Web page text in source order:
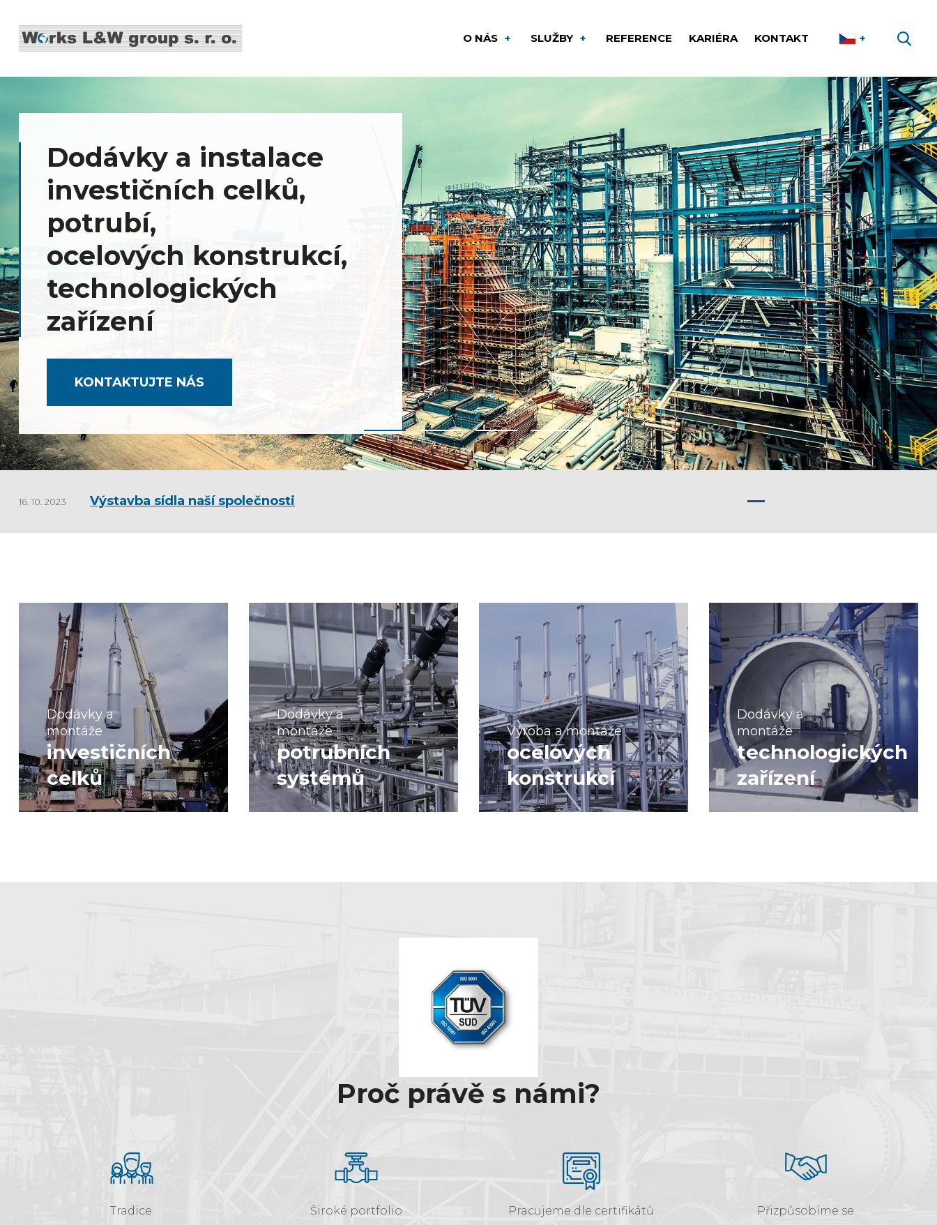
O NÁS SLUŽBY REFERENCE KARIÉRA KONTAKT
Revitalizace areálu
společnosti za pomoci
dotací EU a MPO
Díky podpoře EU a MPO jsme zrevitalizovali
nevyhovující areál bývalé Mototechny a vytvořili tak
nové sídlo naší společnosti včetně výrobní haly a
skladovacího prostoru. Název projektu: Revitalizace
CZ.01.2.07/0.0/0.0/18_238/0014747 Podporováno z
9. 2. 2023 Prohlášení jednatelky společnosti (marketingové nabídky) 8. 11. 2021
Dodávky a
montáže
investičních
celků
Dodávky a
montáže
potrubních
systémů
Výroba a montáže
ocelových
konstrukcí
Dodávky a
montáže
technologických
zařízení
Proč právě s námi?
Tradice
Široké portfolio
Pracujeme dle certifikátů
Přizpůsobíme se